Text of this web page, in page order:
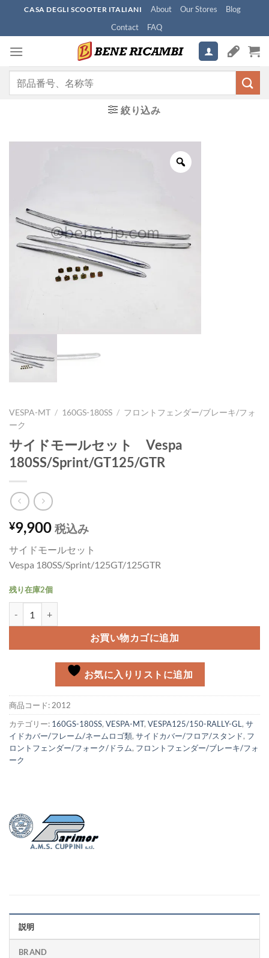
content
CASA DEGLI SCOOTER ITALIANI About Our Stores
Blog
Contact
FAQ
絞り込み
VESPA-MT / 160GS-180SS / フロントフェンダー/ブレーキ/フォ
ーク
サイドモールセット Vespa
180SS/Sprint/GT125/GTR
¥9,900 税込み
サイドモールセット
Vespa 180SS/Sprint/125GT/125GTR
残り在庫2個
お買い物カゴに追加
お気に入りリストに追加
商品コード:2012
カテゴリー: 160GS-180SS, VESPA-MT, VESPA125/150-RALLY-GL, サ
イドカバー/フレーム/ネームロゴ類, サイドカバー/フロア/スタンド, フ
ロントフェンダー/フォーク/ドラム, フロントフェンダー/ブレーキ/フォ
ーク
説明
BRAND